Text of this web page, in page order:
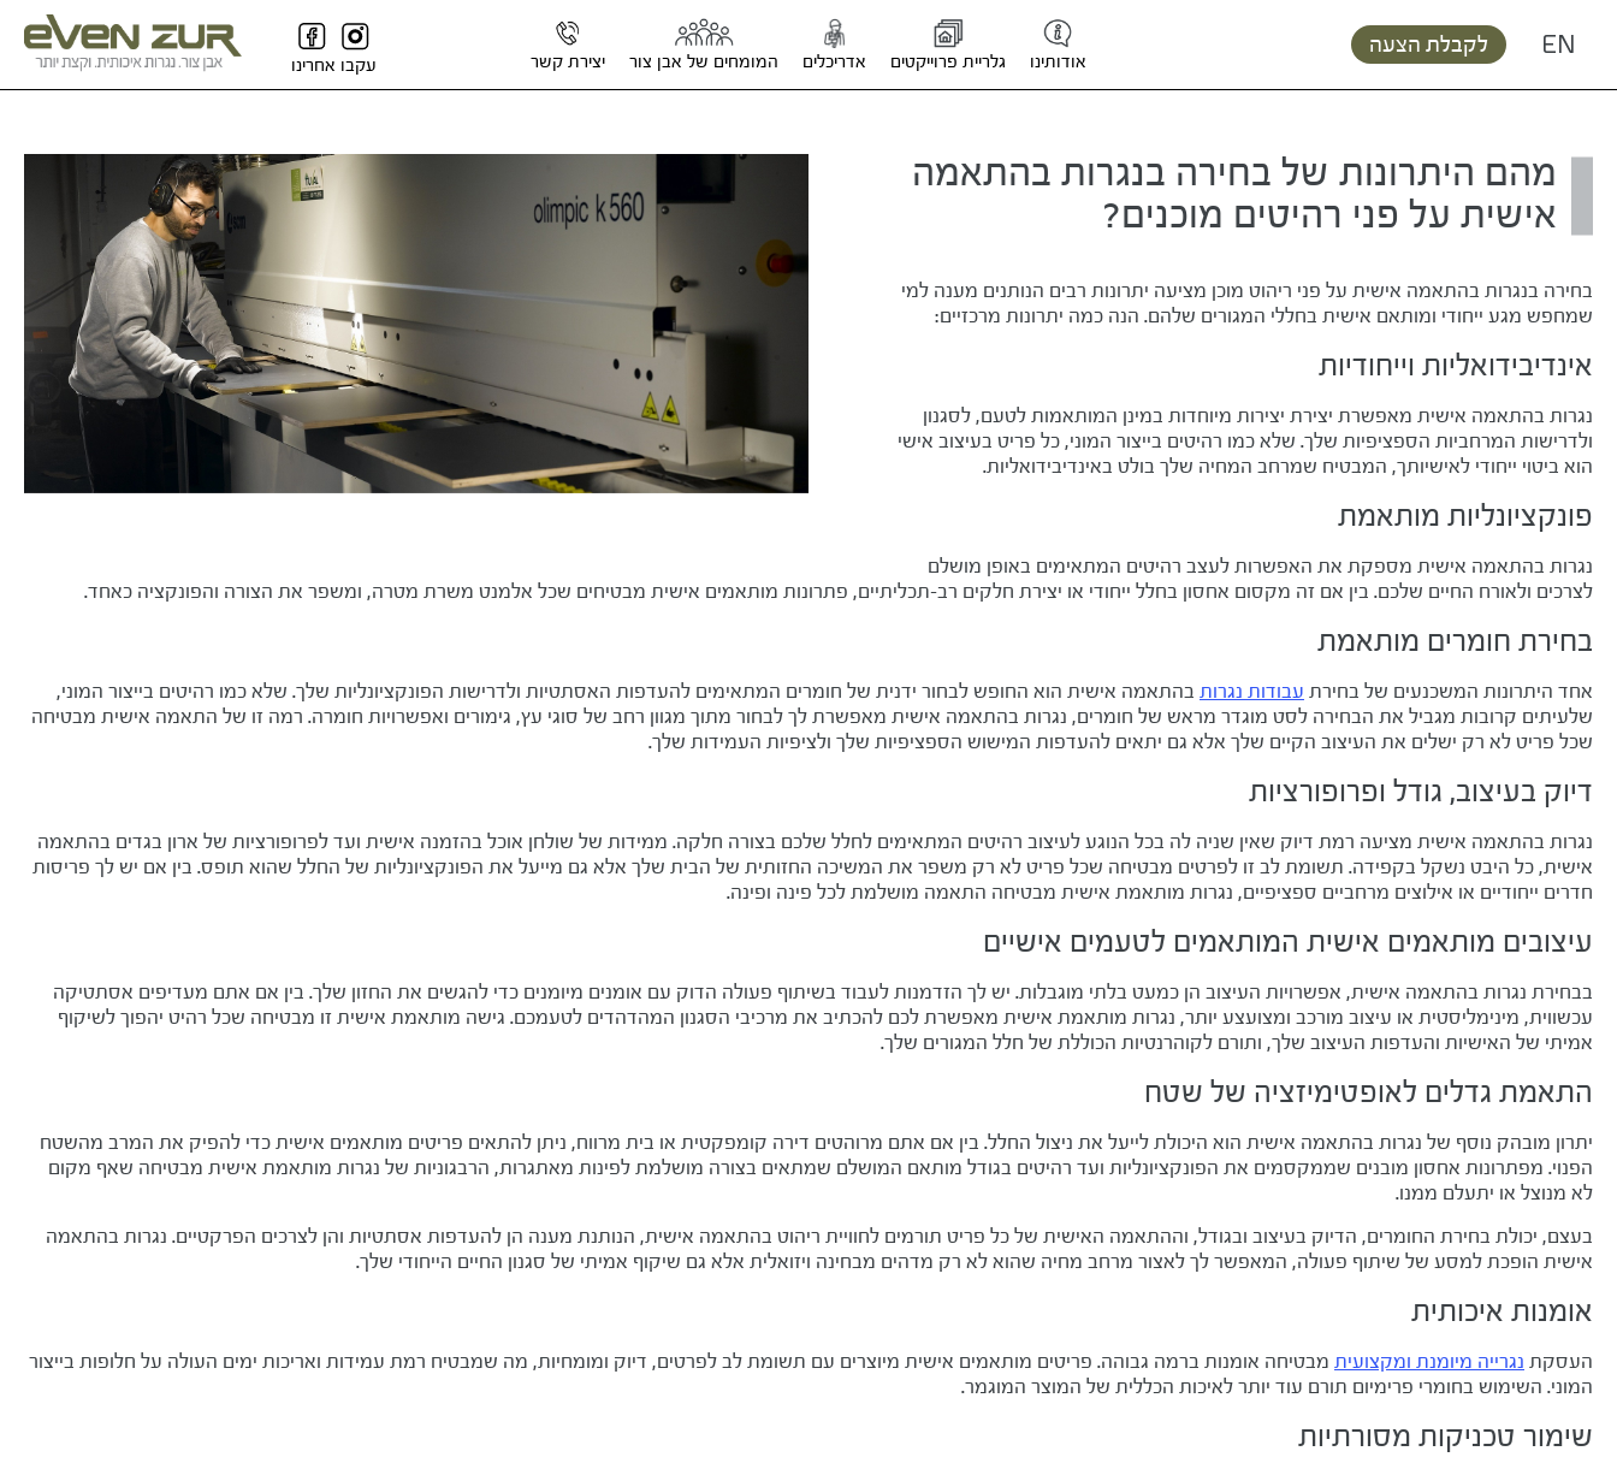
EN לקבלת הצעה
אודותינו גלריית פרוייקטים אדריכלים המומחים של אבן צור יצירת קשר עקבו אחרינו
דף הבית מאמרים / מהם היתרונות של בחירה בנגרות בהתאמה אישית על פני רהיטים מוכנים?
מהם היתרונות של בחירה בנגרות בהתאמה
אישית על פני רהיטים מוכנים?
בחירה בנגרות בהתאמה אישית על פני ריהוט מוכן מציעה יתרונות רבים הנותנים מענה למי
שמחפש מגע ייחודי ומותאם אישית בחללי המגורים שלהם. הנה כמה יתרונות מרכזיים:
אינדיבידואליות וייחודיות
נגרות בהתאמה אישית מאפשרת יצירת יצירות מיוחדות במינן המותאמות לטעם, לסגנון
ולדרישות המרחביות הספציפיות שלך. שלא כמו רהיטים בייצור המוני, כל פריט בעיצוב אישי
הוא ביטוי ייחודי לאישיותך, המבטיח שמרחב המחיה שלך בולט באינדיבידואליות.
פונקציונליות מותאמת
נגרות בהתאמה אישית מספקת את האפשרות לעצב רהיטים המתאימים באופן מושלם
לצרכים ולאורח החיים שלכם. בין אם זה מקסום אחסון בחלל ייחודי או יצירת חלקים רב-תכליתיים, פתרונות מותאמים אישית מבטיחים שכל אלמנט משרת מטרה, ומשפר את הצורה והפונקציה כאחד.
בחירת חומרים מותאמת
אחד היתרונות המשכנעים של בחירת עבודות נגרות בהתאמה אישית הוא החופש לבחור ידנית של חומרים המתאימים להעדפות האסתטיות ולדרישות הפונקציונליות שלך. שלא כמו רהיטים בייצור המוני,
שלעיתים קרובות מגביל את הבחירה לסט מוגדר מראש של חומרים, נגרות בהתאמה אישית מאפשרת לך לבחור מתוך מגוון רחב של סוגי עץ, גימורים ואפשרויות חומרה. רמה זו של התאמה אישית מבטיחה
שכל פריט לא רק ישלים את העיצוב הקיים שלך אלא גם יתאים להעדפות המישוש הספציפיות שלך ולציפיות העמידות שלך.
דיוק בעיצוב, גודל ופרופורציות
נגרות בהתאמה אישית מציעה רמת דיוק שאין שניה לה בכל הנוגע לעיצוב רהיטים המתאימים לחלל שלכם בצורה חלקה. ממידות של שולחן אוכל בהזמנה אישית ועד לפרופורציות של ארון בגדים בהתאמה
אישית, כל היבט נשקל בקפידה. תשומת לב זו לפרטים מבטיחה שכל פריט לא רק משפר את המשיכה החזותית של הבית שלך אלא גם מייעל את הפונקציונליות של החלל שהוא תופס. בין אם יש לך פריסות
חדרים ייחודיים או אילוצים מרחביים ספציפיים, נגרות מותאמת אישית מבטיחה התאמה מושלמת לכל פינה ופינה.
עיצובים מותאמים אישית המותאמים לטעמים אישיים
בבחירת נגרות בהתאמה אישית, אפשרויות העיצוב הן כמעט בלתי מוגבלות. יש לך הזדמנות לעבוד בשיתוף פעולה הדוק עם אומנים מיומנים כדי להגשים את החזון שלך. בין אם אתם מעדיפים אסתטיקה
עכשווית, מינימליסטית או עיצוב מורכב ומצועצע יותר, נגרות מותאמת אישית מאפשרת לכם להכתיב את מרכיבי הסגנון המהדהדים לטעמכם. גישה מותאמת אישית זו מבטיחה שכל רהיט יהפוך לשיקוף
אמיתי של האישיות והעדפות העיצוב שלך, ותורם לקוהרנטיות הכוללת של חלל המגורים שלך.
התאמת גדלים לאופטימיזציה של שטח
יתרון מובהק נוסף של נגרות בהתאמה אישית הוא היכולת לייעל את ניצול החלל. בין אם אתם מרוהטים דירה קומפקטית או בית מרווח, ניתן להתאים פריטים מותאמים אישית כדי להפיק את המרב מהשטח
הפנוי. מפתרונות אחסון מובנים שממקסמים את הפונקציונליות ועד רהיטים בגודל מותאם המושלם שמתאים בצורה מושלמת לפינות מאתגרות, הרבגוניות של נגרות מותאמת אישית מבטיחה שאף מקום
לא מנוצל או יתעלם ממנו.
בעצם, יכולת בחירת החומרים, הדיוק בעיצוב ובגודל, וההתאמה האישית של כל פריט תורמים לחוויית ריהוט בהתאמה אישית, הנותנת מענה הן להעדפות אסתטיות והן לצרכים הפרקטיים. נגרות בהתאמה
אישית הופכת למסע של שיתוף פעולה, המאפשר לך לאצור מרחב מחיה שהוא לא רק מדהים מבחינה ויזואלית אלא גם שיקוף אמיתי של סגנון החיים הייחודי שלך.
אומנות איכותית
העסקת נגרייה מיומנת ומקצועית מבטיחה אומנות ברמה גבוהה. פריטים מותאמים אישית מיוצרים עם תשומת לב לפרטים, דיוק ומומחיות, מה שמבטיח רמת עמידות ואריכות ימים העולה על חלופות בייצור
המוני. השימוש בחומרי פרימיום תורם עוד יותר לאיכות הכללית של המוצר המוגמר.
שימור טכניקות מסורתיות